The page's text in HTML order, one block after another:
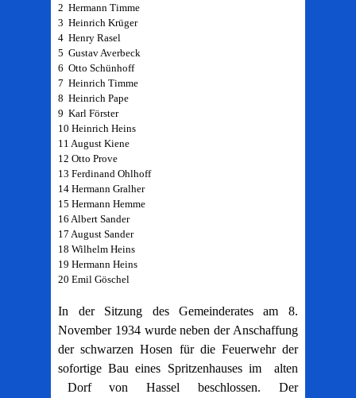
2 Hermann Timme
3 Heinrich Krüger
4 Henry Rasel
5 Gustav Averbeck
6 Otto Schünhoff
7 Heinrich Timme
8 Heinrich Pape
9 Karl Förster
10 Heinrich Heins
11 August Kiene
12 Otto Prove
13 Ferdinand Ohlhoff
14 Hermann Gralher
15 Hermann Hemme
16 Albert Sander
17 August Sander
18 Wilhelm Heins
19 Hermann Heins
20 Emil Göschel
In der Sitzung des Gemeinderates am 8.
November 1934 wurde neben der Anschaffung
der schwarzen Hosen für die Feuerwehr der
sofortige Bau eines Spritzenhauses im alten
Dorf von Hassel beschlossen. Der